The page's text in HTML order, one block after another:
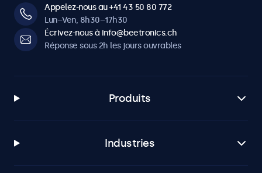
Logiciels et compatibilité
Windows
Windows 8, 10, 11
Windows Embedded
Tahoe, Sequoia, Sonoma
Linux
Appelez-nous au +41 43 50 80 772
Lun–Ven, 8h30–17h30
Écrivez-nous à info@beetronics.ch
Réponse sous 2h les jours ouvrables
Produits
Industries